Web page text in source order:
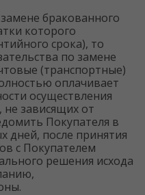
бракованного
которого
срока), то
по замене
(транспортные)
оплачивает
осуществления
не зависящих от
Покупателя в
дней, после принятия
с Покупателем
решения исхода